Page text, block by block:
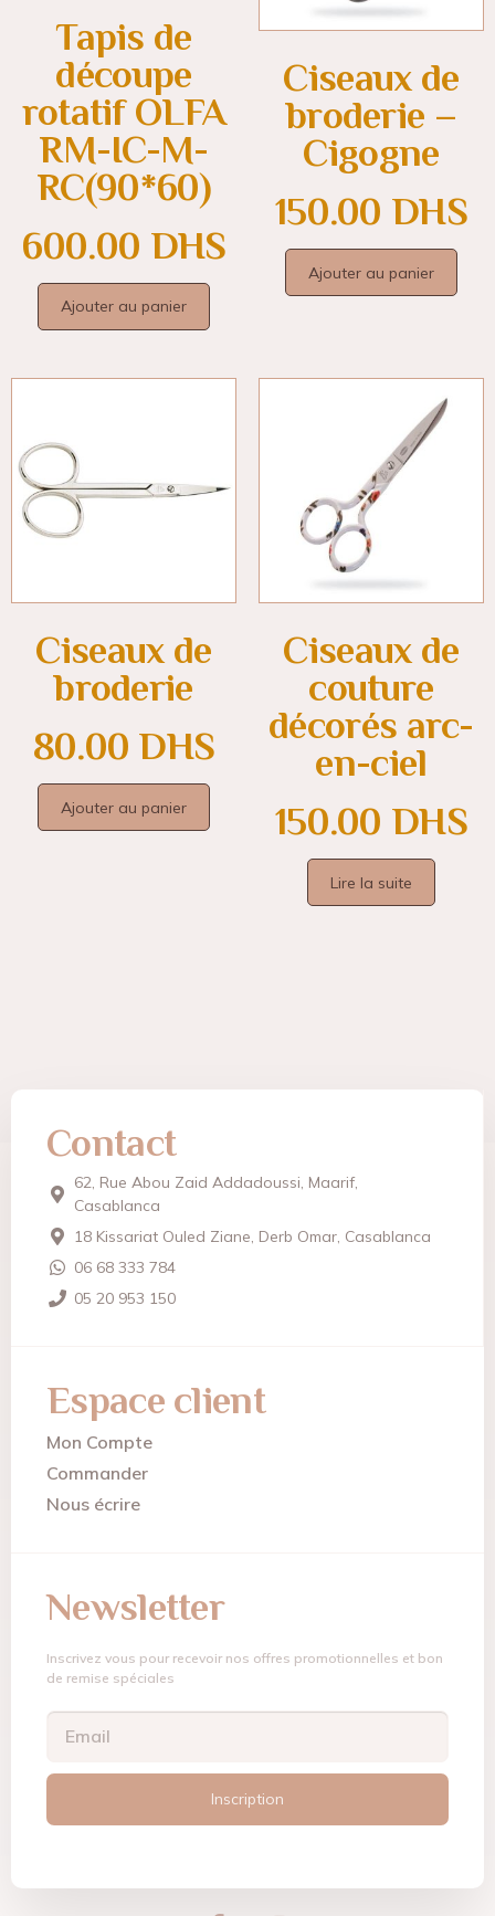
Tapis de
découpe
rotatif OLFA
RM-IC-M-
RC(90*60)
600.00 DHS
Ajouter au panier
Ciseaux de
broderie –
Cigogne
150.00 DHS
Ajouter au panier
Ciseaux de
broderie
80.00 DHS
Ajouter au panier
Ciseaux de
couture
décorés arc-
en-ciel
150.00 DHS
Lire la suite
Contact
62, Rue Abou Zaid Addadoussi, Maarif,
Casablanca
18 Kissariat Ouled Ziane, Derb Omar, Casablanca
06 68 333 784
05 20 953 150
Espace client
Mon Compte
Commander
Nous écrire
Newsletter
Inscrivez vous pour recevoir nos offres promotionnelles et bon
de remise spéciales
Inscription